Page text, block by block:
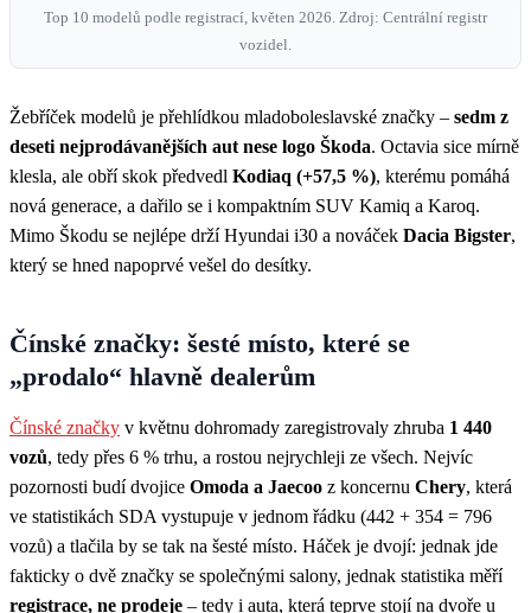
Top 10 modelů podle registrací, květen 2026. Zdroj: Centrální registr
vozidel.
Žebříček modelů je přehlídkou mladoboleslavské značky – sedm z
deseti nejprodávanějších aut nese logo Škoda. Octavia sice mírně
klesla, ale obří skok předvedl Kodiaq (+57,5 %), kterému pomáhá
nová generace, a dařilo se i kompaktním SUV Kamiq a Karoq.
Mimo Škodu se nejlépe drží Hyundai i30 a nováček Dacia Bigster,
který se hned napoprvé vešel do desítky.
Čínské značky: šesté místo, které se
„prodalo“ hlavně dealerům
Čínské značky v květnu dohromady zaregistrovaly zhruba 1 440
vozů, tedy přes 6 % trhu, a rostou nejrychleji ze všech. Nejvíc
pozornosti budí dvojice Omoda a Jaecoo z koncernu Chery, která
ve statistikách SDA vystupuje v jednom řádku (442 + 354 = 796
vozů) a tlačila by se tak na šesté místo. Háček je dvojí: jednak jde
fakticky o dvě značky se společnými salony, jednak statistika měří
registrace, ne prodeje – tedy i auta, která teprve stojí na dvoře u